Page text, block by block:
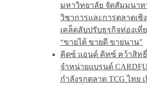
มหาวิทยาลัย จัดสัมมนาท
วิชาการและการตลาดเชิ
เคล็ดลับปรับธุรกิจท่องเที่
“ขายได้ ขายดี ขายนาน”
คิดซ์ แอนด์ คิทซ์ คว้าสิท
จำหน่ายแบรนด์
กำลังรุกตลาด TCG ไทย